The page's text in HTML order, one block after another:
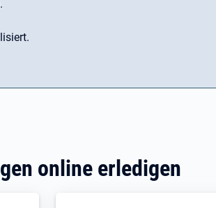
.
online erledigen